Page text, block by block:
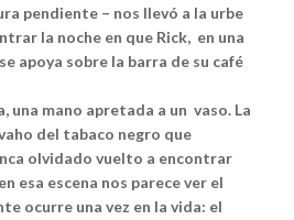
pendiente – nos llevó a la urbe
la noche en que Rick, en una
apoya sobre la barra de su café
una mano apretada a un vaso. La
del tabaco negro que
olvidado vuelto a encontrar
esa escena nos parece ver el
ocurre una vez en la vida: el